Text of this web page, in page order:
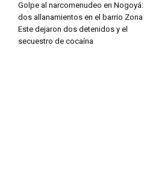
Golpe al narcomenudeo en Nogoyá:
dos allanamientos en el barrio Zona
Este dejaron dos detenidos y el
secuestro de cocaína